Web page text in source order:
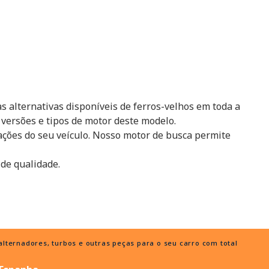
alternativas disponíveis de ferros-velhos em toda a
e tipos de motor deste modelo.
do seu veículo. Nosso motor de busca permite
qualidade.
turbos e outras peças para o seu carro com total